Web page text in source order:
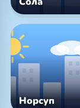
Норсуп